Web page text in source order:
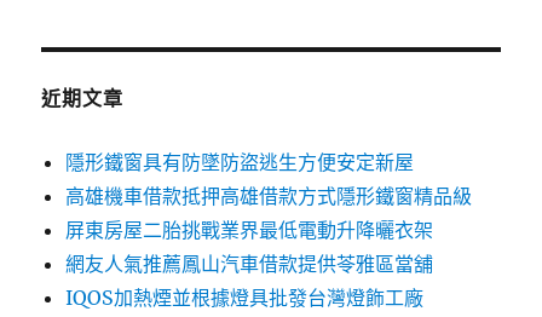
近期文章
隱形鐵窗具有防墜防盜逃生方便安定新屋
高雄機車借款抵押高雄借款方式隱形鐵窗精品級
屏東房屋二胎挑戰業界最低電動升降曬衣架
網友人氣推薦鳳山汽車借款提供苓雅區當舖
IQOS加熱煙並根據燈具批發台灣燈飾工廠